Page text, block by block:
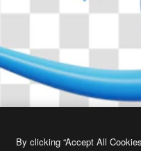
By clicking “Accept All